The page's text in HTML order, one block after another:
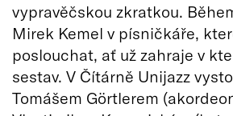
vypravěčskou zkratkou.
Mirek Kemel v písničkáře,
poslouchat, ať už zahraje v
sestav. V Čítárně Unijazz
Tomášem Görtlerem